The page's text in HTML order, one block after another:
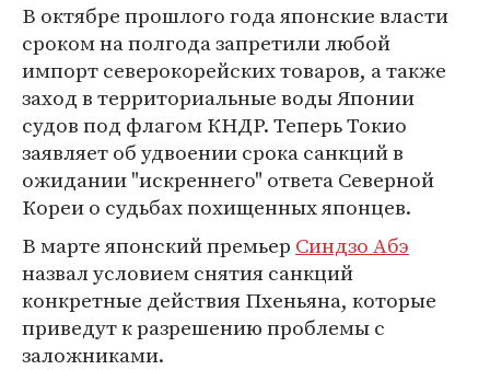
В октябре прошлого года японские власти
сроком на полгода запретили любой
импорт северокорейских товаров, а также
заход в территориальные воды Японии
судов под флагом КНДР. Теперь Токио
заявляет об удвоении срока санкций в
ожидании "искреннего" ответа Северной
Кореи о судьбах похищенных японцев.
В марте японский премьер Синдзо Абэ
назвал условием снятия санкций
конкретные действия Пхеньяна, которые
приведут к разрешению проблемы с
заложниками.